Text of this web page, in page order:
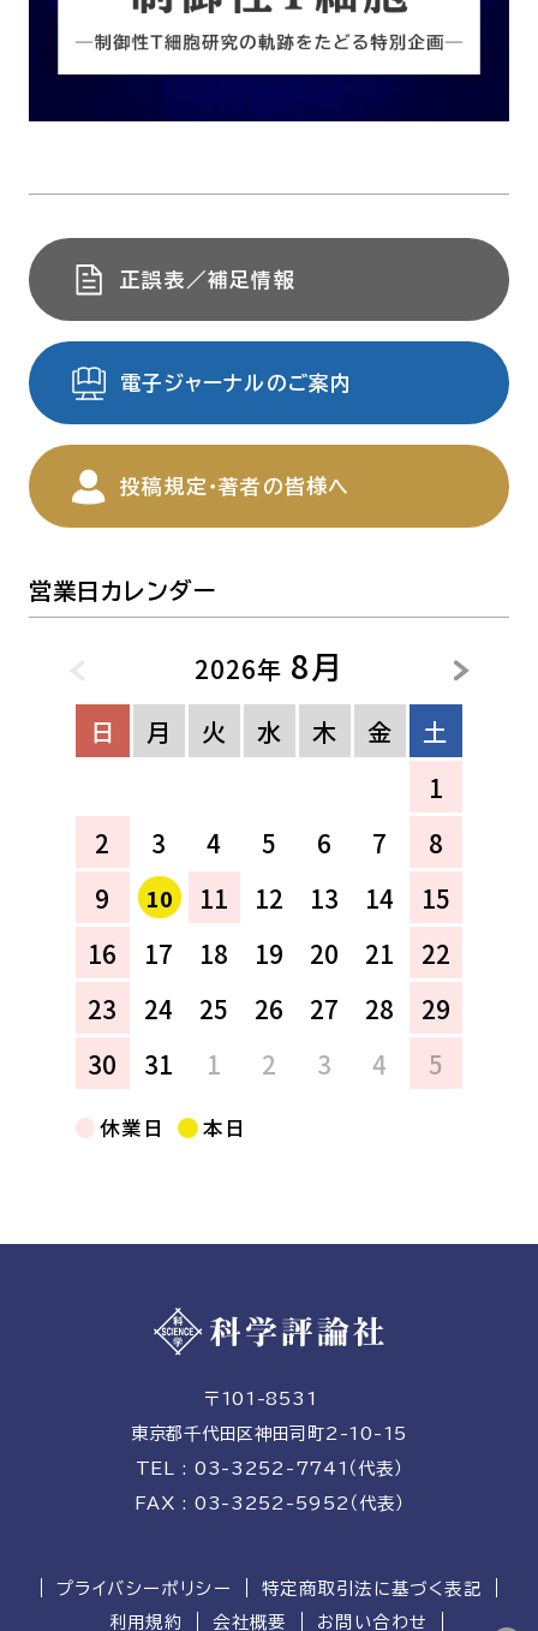
正誤表／補足情報
電子ジャーナルのご案内
投稿規定・著者の皆様へ
営業日カレンダー
2026年 8月
日 月 火 水 木 金
土
1
2
3 4 5 6 7
8
9
10 11 12 13 14
15
16
17 18 19 20 21
22
23
24 25 26 27 28
29
30
31 1 2 3 4 5
休業日 本日
〒101-8531
東京都千代田区神田司町2-10-15
TEL : 03-3252-7741（代表）
FAX : 03-3252-5952（代表）
プライバシーポリシー
特定商取引法に基づく表記
利用規約
会社概要 お問い合わせ